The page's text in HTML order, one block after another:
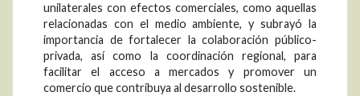
unilaterales con efectos comerciales, como aquellas
relacionadas con el medio ambiente, y subrayó la
importancia de fortalecer la colaboración público-
privada, así como la coordinación regional, para
facilitar el acceso a mercados y promover un
comercio que contribuya al desarrollo sostenible.